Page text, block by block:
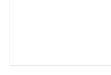
a